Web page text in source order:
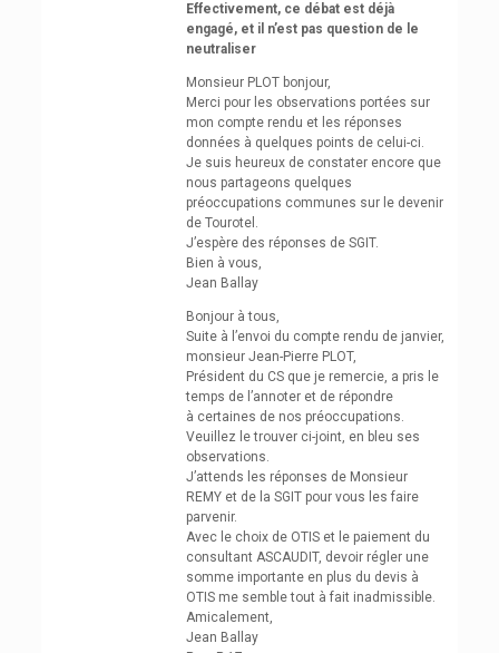
Effectivement, ce débat est déjà
engagé, et il n’est pas question de le
neutraliser
Monsieur PLOT bonjour,
Merci pour les observations portées sur
mon compte rendu et les réponses
données à quelques points de celui-ci.
Je suis heureux de constater encore que
nous partageons quelques
préoccupations communes sur le devenir
de Tourotel.
J’espère des réponses de SGIT.
Bien à vous,
Jean Ballay
Bonjour à tous,
Suite à l’envoi du compte rendu de janvier,
monsieur Jean-Pierre PLOT,
Président du CS que je remercie, a pris le
temps de l’annoter et de répondre
à certaines de nos préoccupations.
Veuillez le trouver ci-joint, en bleu ses
observations.
J’attends les réponses de Monsieur
REMY et de la SGIT pour vous les faire
parvenir.
Avec le choix de OTIS et le paiement du
consultant ASCAUDIT, devoir régler une
somme importante en plus du devis à
OTIS me semble tout à fait inadmissible.
Amicalement,
Jean Ballay